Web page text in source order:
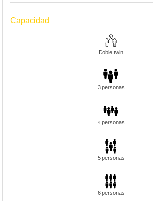
Capacidad
Doble twin
3 personas
4 personas
5 personas
6 personas